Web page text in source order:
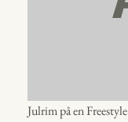
Julrim på en Freestyle